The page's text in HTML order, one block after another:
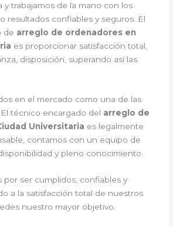
y trabajamos de la mano con los
resultados confiables y seguros. El
de arreglo de ordenadores en
es proporcionar satisfacción total,
disposición, superando así las
en el mercado como una de las
técnico encargado del arreglo de
Universitaria es legalmente
contamos con un equipo de
y pleno conocimiento.
por ser cumplidos, confiables y
a la satisfacción total de nuestros
nuestro mayor objetivo.